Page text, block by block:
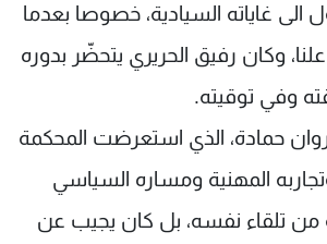
غاياته السيادية، خصوصا بعدما
وكان رفيق الحريري يتحضّر بدوره
وفي توقيته.
حمادة، الذي استعرضت المحكمة
المهنية ومساره السياسي
من تلقاء نفسه، بل كان يجيب عن